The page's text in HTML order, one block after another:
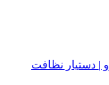
| دستیار نظافت